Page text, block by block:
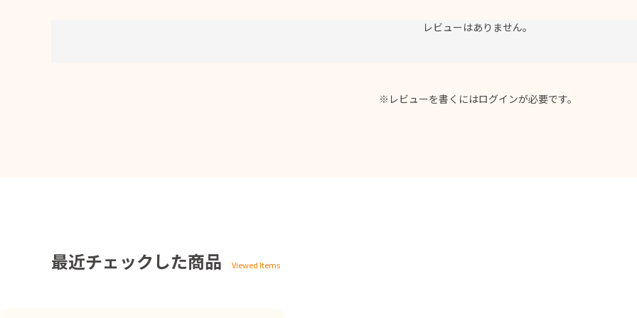
レビューはありません。
※レビューを書くにはログインが必要です。
最近チェックした商品